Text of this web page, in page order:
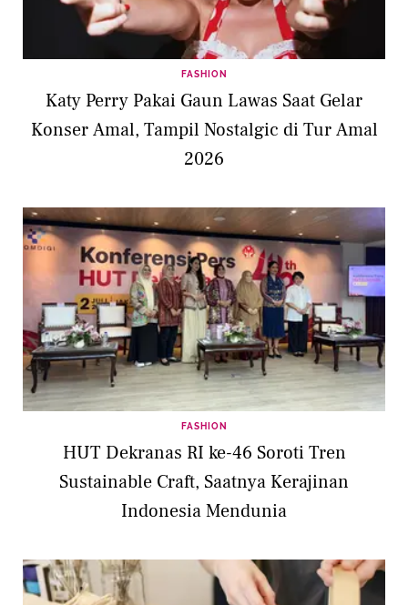
FASHION
Katy Perry Pakai Gaun Lawas Saat Gelar
Konser Amal, Tampil Nostalgic di Tur Amal
2026
FASHION
HUT Dekranas RI ke-46 Soroti Tren
Sustainable Craft, Saatnya Kerajinan
Indonesia Mendunia